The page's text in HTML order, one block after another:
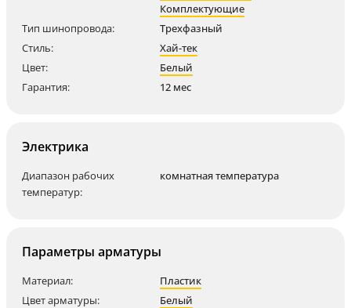
Комплектующие
Тип шинопровода:
Трехфазный
Стиль:
Хай-тек
Цвет:
Белый
Гарантия:
12 мес
Электрика
Диапазон рабочих
температур:
комнатная температура
Параметры арматуры
Материал:
Пластик
Цвет арматуры:
Белый